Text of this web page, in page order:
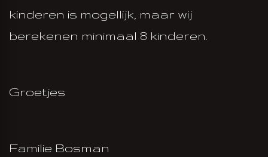
kinderen is mogellijk, maar wij
berekenen minimaal 8 kinderen.
Groetjes
Familie Bosman